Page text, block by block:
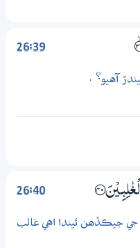
26:39
آهيو؟ .
26:40 ؀40
جيڪڏهن ٿيندا اهي غالب